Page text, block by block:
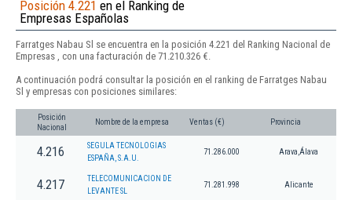
Posición 4.221 en el Ranking de
Empresas Españolas
Farratges Nabau Sl se encuentra en la posición 4.221 del Ranking Nacional de
Empresas , con una facturación de 71.210.326 €.
A continuación podrá consultar la posición en el ranking de Farratges Nabau
Sl y empresas con posiciones similares:
Posición
Nacional
Nombre de la empresa Ventas (€) Provincia
4.216
SEGULA TECNOLOGIAS
ESPAÑA, S.A.U.
71.286.000 Arava,Álava
4.217
TELECOMUNICACION DE
LEVANTE SL
71.281.998 Alicante